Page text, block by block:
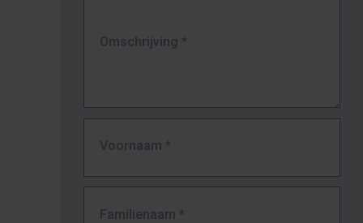
Omschrijving *
Voornaam *
Familienaam *